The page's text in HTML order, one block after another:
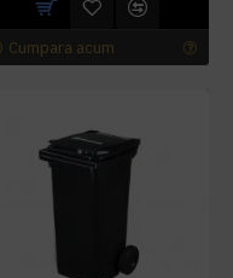
Cumpara acum